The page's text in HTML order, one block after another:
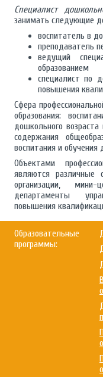
Специалист
занимать следующие
воспитатель в
преподаватель
ведущий
образованием
специалист по
повышения
Сфера
образования:
дошкольного
содержания
воспитания и
Объектами
являются различные
организации, мини-
департаменты
повышения
Образовательные
программы: